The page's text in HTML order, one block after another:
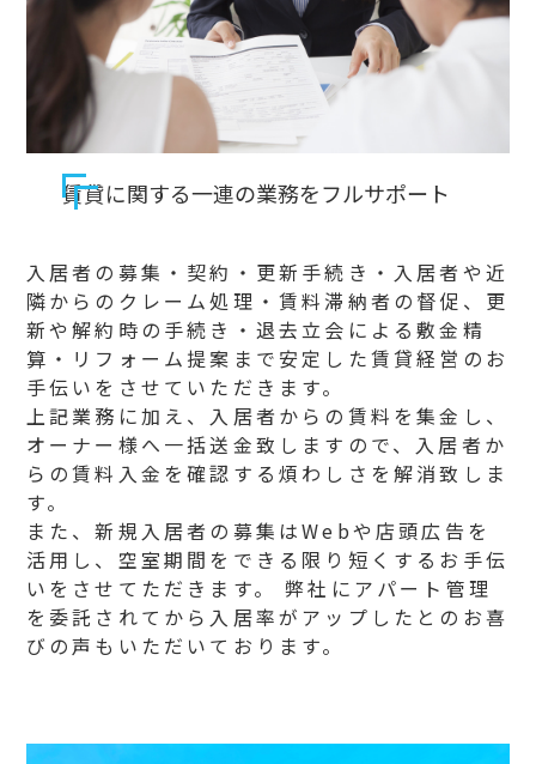
賃貸に関する一連の業務をフルサポート
入居者の募集・契約・更新手続き・入居者や近
隣からのクレーム処理・賃料滞納者の督促、更
新や解約時の手続き・退去立会による敷金精
算・リフォーム提案まで安定した賃貸経営のお
手伝いをさせていただきます。
上記業務に加え、入居者からの賃料を集金し、
オーナー様へ一括送金致しますので、入居者か
らの賃料入金を確認する煩わしさを解消致しま
す。
また、新規入居者の募集はWebや店頭広告を
活用し、空室期間をできる限り短くするお手伝
いをさせてただきます。 弊社にアパート管理
を委託されてから入居率がアップしたとのお喜
びの声もいただいております。